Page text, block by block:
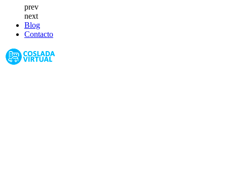
prev
next
Blog
Contacto